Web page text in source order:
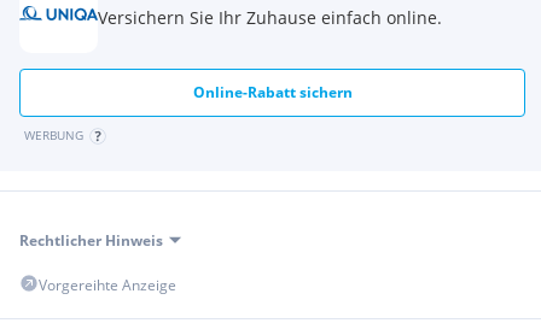
Versichern Sie Ihr Zuhause einfach online.
Online-Rabatt sichern
WERBUNG
Rechtlicher Hinweis
Vorgereihte Anzeige